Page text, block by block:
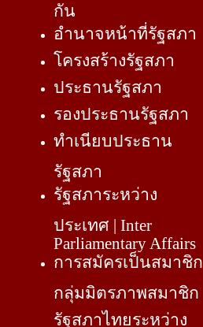
กัน
อำนาจหน้าที่รัฐสภา
โครงสร้างรัฐสภา
ประธานรัฐสภา
รองประธานรัฐสภา
ทำเนียบประธาน
รัฐสภา
รัฐสภาระหว่าง
ประเทศ | Inter
Parliamentary Affairs
การสมัครเป็นสมาชิก
กลุ่มมิตรภาพสมาชิก
รัฐสภาไทยระหว่าง